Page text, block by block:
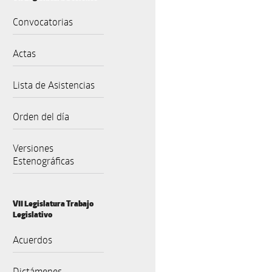
Convocatorias
Actas
Lista de Asistencias
Orden del día
Versiones
Estenográficas
VII Legislatura Trabajo
Legislativo
Acuerdos